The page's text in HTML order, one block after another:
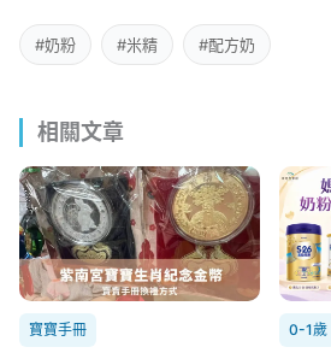
#奶粉 #米精 #配方奶
相關文章
寶寶手冊 0-1歲